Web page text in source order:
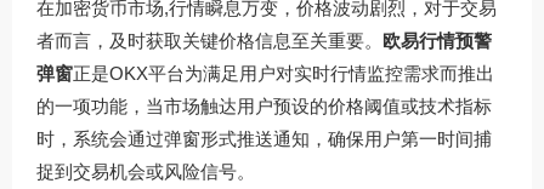
在加密货币市场,行情瞬息万变，价格波动剧烈，对于交易
者而言，及时获取关键价格信息至关重要。 欧易行情预警
弹窗正是OKX平台为满足用户对实时行情监控需求而推出
的一项功能，当市场触达用户预设的价格阈值或技术指标
时，系统会通过弹窗形式推送通知，确保用户第一时间捕
捉到交易机会或风险信号。